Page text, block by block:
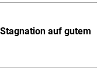
auf gutem